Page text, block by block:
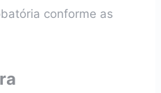
conforme as